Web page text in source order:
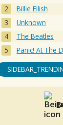
Billie Eilish
Unknown
The Beatles
Panic! At The